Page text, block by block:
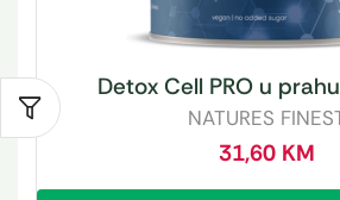
Detox Cell PRO u
NATURES
31,60 KM